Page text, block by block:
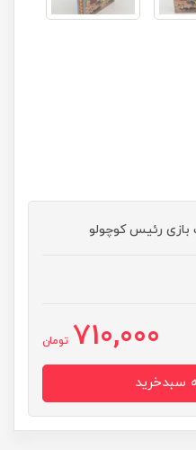
بازی رئیس کوچولو
710,000 تومان